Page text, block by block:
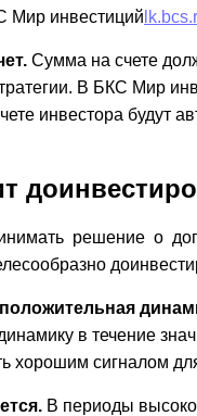
Мир инвестиций
Сумма на счете
В БКС Мир
инвестора будут
решение о
в течение
хорошим сигналом
В периоды